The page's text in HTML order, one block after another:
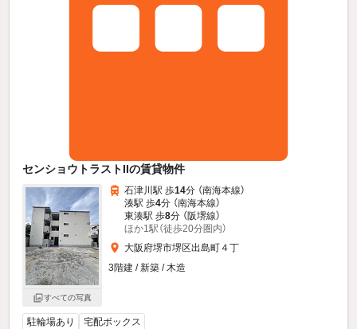
センショウトラストIIの賃貸物件
すべての写真
石津川駅 歩14分 （南海本線）
湊駅 歩4分 （南海本線）
東湊駅 歩8分 （阪堺線）
ほか1駅（徒歩20分圏内）
大阪府堺市堺区出島町４丁
3階建 / 新築 / 木造
駐輪場あり 宅配ボックス